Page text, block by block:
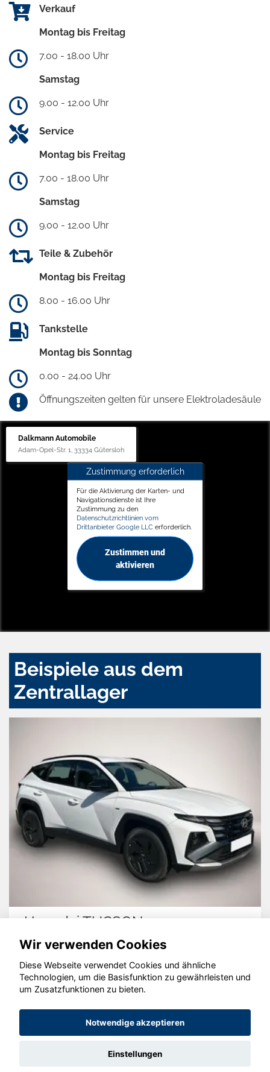
Verkauf
Montag bis Freitag
7.00 - 18.00 Uhr
Samstag
9.00 - 12.00 Uhr
Service
Montag bis Freitag
7.00 - 18.00 Uhr
Samstag
9.00 - 12.00 Uhr
Teile & Zubehör
Montag bis Freitag
8.00 - 16.00 Uhr
Tankstelle
Montag bis Sonntag
0.00 - 24.00 Uhr
Öffnungszeiten gelten für unsere Elektroladesäule
Dalkmann Automobile
Adam-Opel-Str. 1, 33334 Gütersloh
Zustimmung erforderlich
Für die Aktivierung der Karten- und
Navigationsdienste ist Ihre
Zustimmung zu den
Datenschutzrichtlinien vom
Drittanbieter Google LLC erforderlich.
Zustimmen und
aktivieren
Beispiele aus dem
Zentrallager
Hyundai TUCSON
© konjunkturmotor.de GmbH 2020 - 2026
Wir verwenden Cookies
Diese Webseite verwendet Cookies und ähnliche
Technologien, um die Basisfunktion zu gewährleisten und
um Zusatzfunktionen zu bieten.
Notwendige akzeptieren
Einstellungen